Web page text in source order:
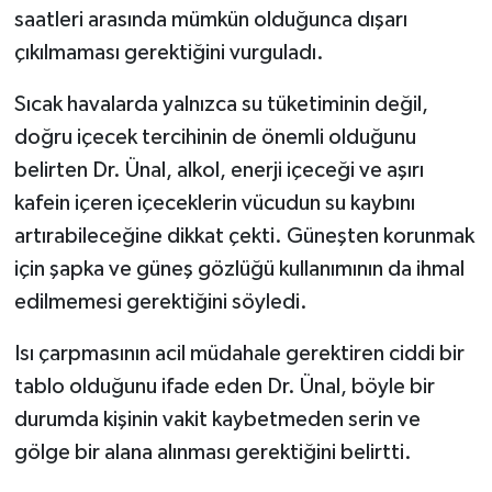
saatleri arasında mümkün olduğunca dışarı
çıkılmaması gerektiğini vurguladı.
Sıcak havalarda yalnızca su tüketiminin değil,
doğru içecek tercihinin de önemli olduğunu
belirten Dr. Ünal, alkol, enerji içeceği ve aşırı
kafein içeren içeceklerin vücudun su kaybını
artırabileceğine dikkat çekti. Güneşten korunmak
için şapka ve güneş gözlüğü kullanımının da ihmal
edilmemesi gerektiğini söyledi.
Isı çarpmasının acil müdahale gerektiren ciddi bir
tablo olduğunu ifade eden Dr. Ünal, böyle bir
durumda kişinin vakit kaybetmeden serin ve
gölge bir alana alınması gerektiğini belirtti.